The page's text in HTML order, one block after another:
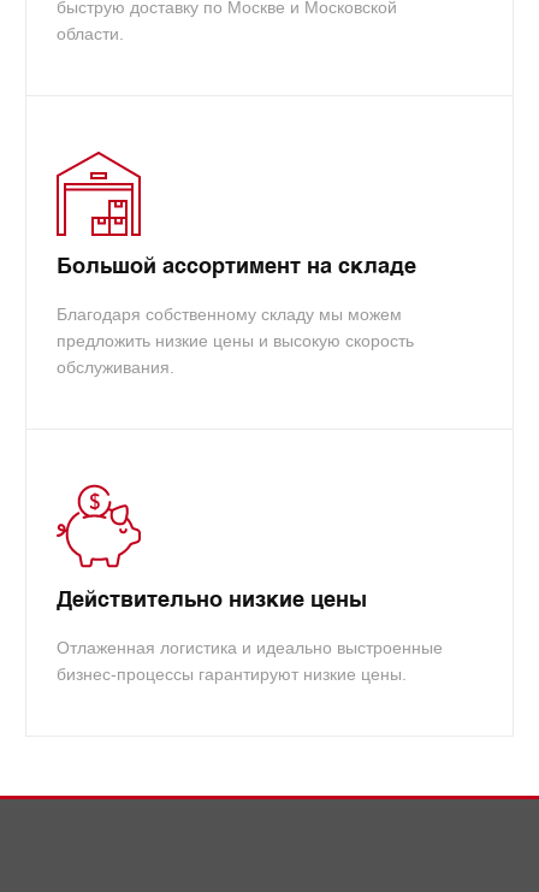
быструю доставку по Москве и Московской
области.
Большой ассортимент на складе
Благодаря собственному складу мы можем
предложить низкие цены и высокую скорость
обслуживания.
Действительно низкие цены
Отлаженная логистика и идеально выстроенные
бизнес-процессы гарантируют низкие цены.